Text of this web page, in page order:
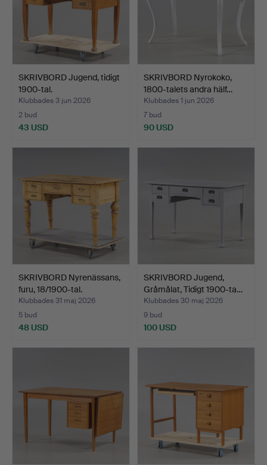
SKRIVBORD Jugend, tidigt
1900-tal.
Klubbades 3 jun 2026
2 bud
43 USD
SKRIVBORD Nyrokoko,
1800-talets andra hälf…
Klubbades 1 jun 2026
7 bud
90 USD
SKRIVBORD Nyrenässans,
furu, 18/1900-tal.
Klubbades 31 maj 2026
5 bud
48 USD
SKRIVBORD Jugend,
Gråmålat, Tidigt 1900-ta…
Klubbades 30 maj 2026
9 bud
100 USD